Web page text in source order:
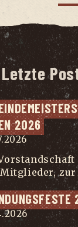
Letzte
2026
zur